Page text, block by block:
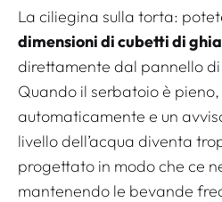
La ciliegina sulla torta:
dimensioni di cubetti di
direttamente dal pannello
Quando il serbatoio è
automaticamente e un
livello dell’acqua diventa
progettato in modo che ce
mantenendo le bevande